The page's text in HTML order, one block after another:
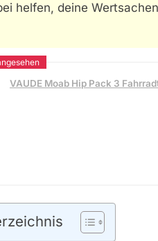
helfen, deine
VAUDE Moab Hip Pack 3